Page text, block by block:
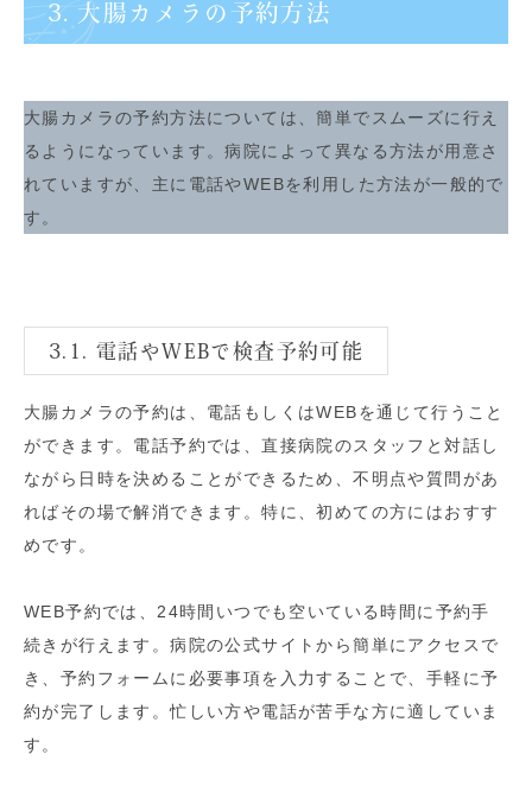
3. 大腸カメラの予約方法
大腸カメラの予約方法については、簡単でスムーズに行え
るようになっています。病院によって異なる方法が用意さ
れていますが、主に電話やWEBを利用した方法が一般的で
す。
3.1. 電話やWEBで検査予約可能
大腸カメラの予約は、電話もしくはWEBを通じて行うこと
ができます。電話予約では、直接病院のスタッフと対話し
ながら日時を決めることができるため、不明点や質問があ
ればその場で解消できます。特に、初めての方にはおすす
めです。
WEB予約では、24時間いつでも空いている時間に予約手
続きが行えます。病院の公式サイトから簡単にアクセスで
き、予約フォームに必要事項を入力することで、手軽に予
約が完了します。忙しい方や電話が苦手な方に適していま
す。